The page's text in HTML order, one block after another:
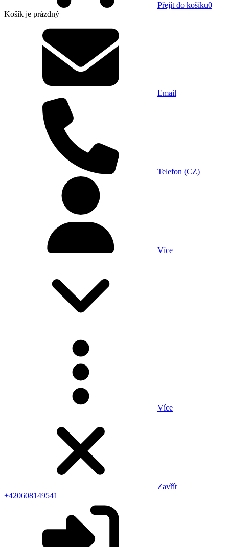
Přejít do košíku0
Košík je prázdný
Email
Telefon (CZ)
Více
Více
Zavřít
+420608149541